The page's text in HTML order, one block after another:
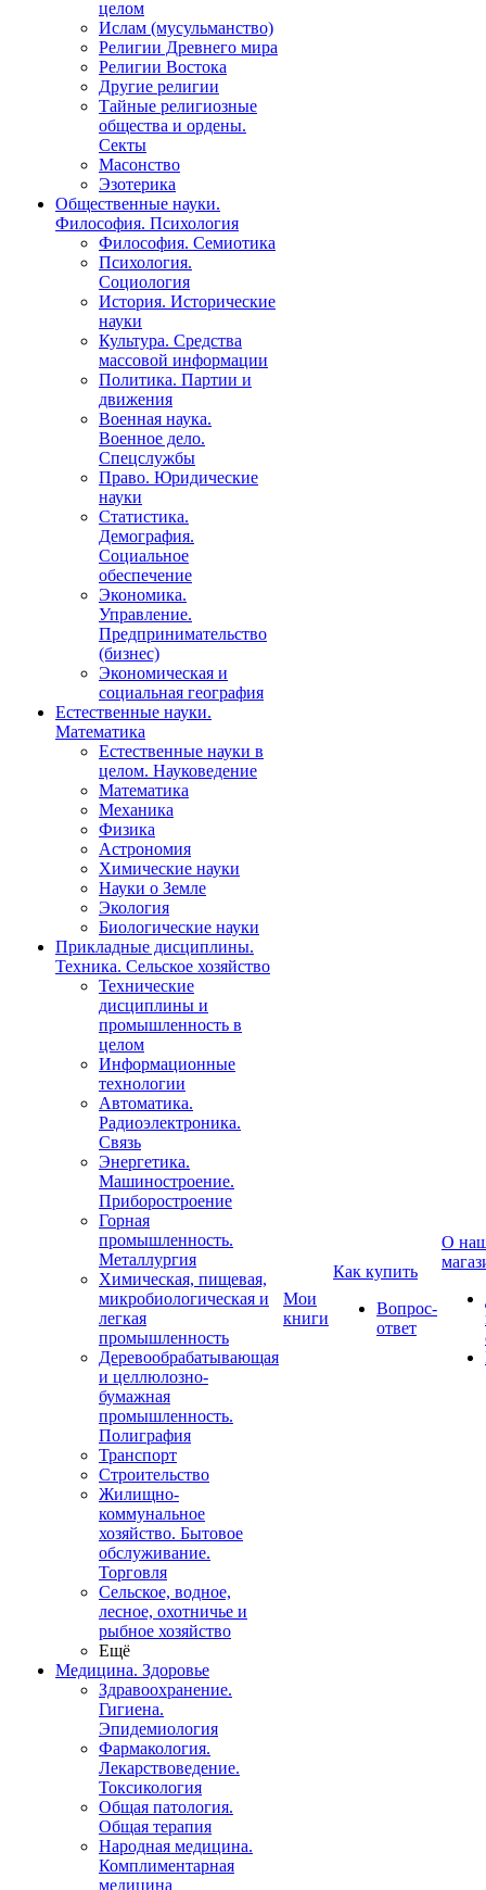
целом
Ислам (мусульманство)
Религии Древнего мира
Религии Востока
Другие религии
Тайные религиозные
общества и ордены.
Секты
Масонство
Эзотерика
Общественные науки.
Философия. Психология
Философия. Семиотика
Психология.
Социология
История. Исторические
науки
Культура. Средства
массовой информации
Политика. Партии и
движения
Военная наука.
Военное дело.
Спецслужбы
Право. Юридические
науки
Статистика.
Демография.
Социальное
обеспечение
Экономика.
Управление.
Предпринимательство
(бизнес)
Экономическая и
социальная география
Естественные науки.
Математика
Естественные науки в
целом. Науковедение
Математика
Механика
Физика
Астрономия
Химические науки
Науки о Земле
Экология
Биологические науки
Прикладные дисциплины.
Техника. Сельское хозяйство
Технические
дисциплины и
промышленность в
целом
Информационные
технологии
Автоматика.
Радиоэлектроника.
Связь
Энергетика.
Машиностроение.
Приборостроение
Горная
промышленность.
Металлургия
Химическая, пищевая,
микробиологическая и
легкая
промышленность
Деревообрабатывающая
и целлюлозно-
бумажная
промышленность.
Полиграфия
Транспорт
Строительство
Жилищно-
коммунальное
хозяйство. Бытовое
обслуживание.
Торговля
Сельское, водное,
лесное, охотничье и
рыбное хозяйство
Ещё
Медицина. Здоровье
Здравоохранение.
Гигиена.
Эпидемиология
Фармакология.
Лекарствоведение.
Токсикология
Общая патология.
Общая терапия
Народная медицина.
Комплиментарная
медицина
Мои
книги
Как купить
Вопрос-
ответ
О